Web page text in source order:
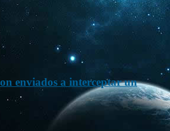
enviados a interceptar un